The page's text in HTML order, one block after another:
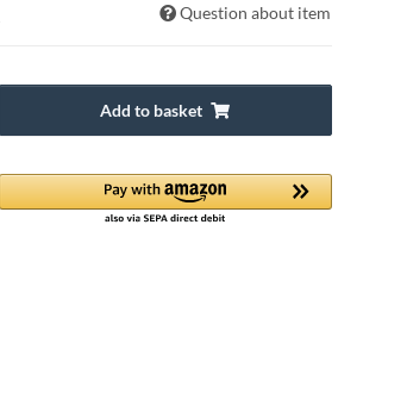
Question about item
Add to basket